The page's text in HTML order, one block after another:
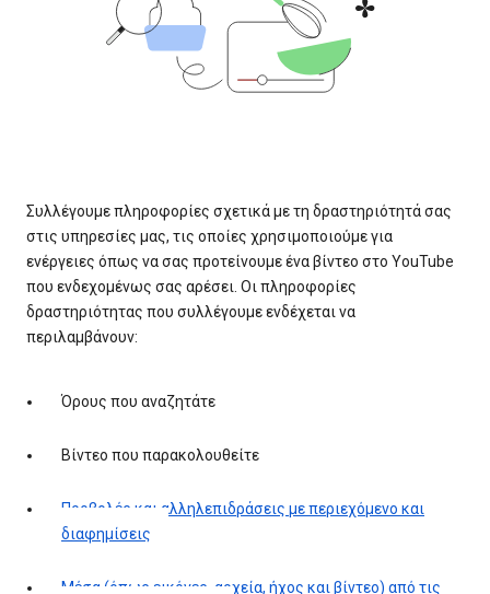
Συλλέγουμε πληροφορίες σχετικά με τη δραστηριότητά σας
στις υπηρεσίες μας, τις οποίες χρησιμοποιούμε για
ενέργειες όπως να σας προτείνουμε ένα βίντεο στο YouTube
που ενδεχομένως σας αρέσει. Οι πληροφορίες
δραστηριότητας που συλλέγουμε ενδέχεται να
περιλαμβάνουν:
Όρους που αναζητάτε
Βίντεο που παρακολουθείτε
Προβολές και αλληλεπιδράσεις με περιεχόμενο και
διαφημίσεις
Μέσα (όπως εικόνες, αρχεία, ήχος και βίντεο) από τις